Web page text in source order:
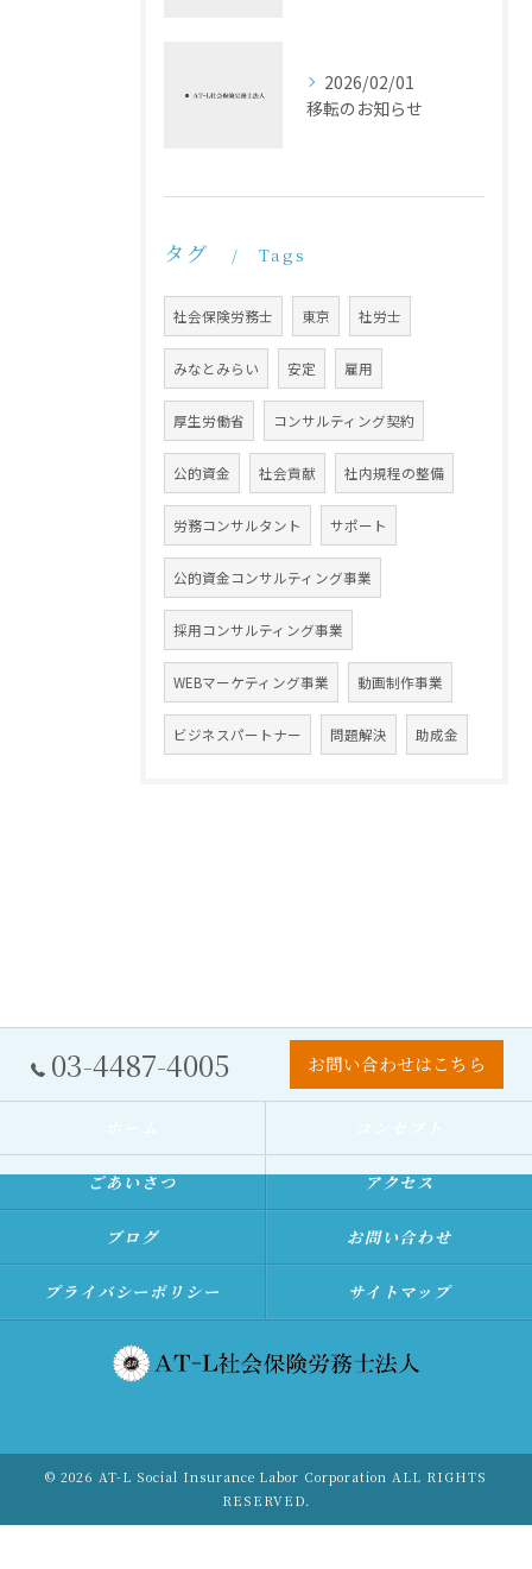
2026/02/01
移転のお知らせ
タグ Tags
社会保険労務士 東京 社労士
みなとみらい 安定 雇用
厚生労働省 コンサルティング契約
公的資金 社会貢献 社内規程の整備
労務コンサルタント サポート
公的資金コンサルティング事業
採用コンサルティング事業
WEBマーケティング事業 動画制作事業
ビジネスパートナー 問題解決 助成金
03-4487-4005 お問い合わせはこちら
ごあいさつ アクセス
ブログ お問い合わせ
プライバシーポリシー サイトマップ
© 2026 AT-L Social Insurance Labor Corporation ALL RIGHTS
RESERVED.